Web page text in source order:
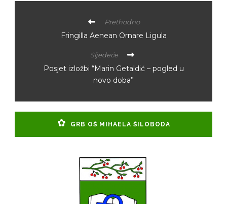
Prethodno
Fringilla Aenean Ornare Ligula
Sljedeće
Posjet izložbi “Marin Getaldić – pogled u
novo doba”
GRB OŠ MIHAELA ŠILOBODA